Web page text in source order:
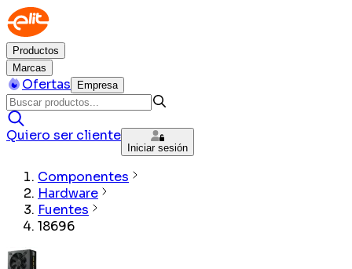
Productos
Marcas
Ofertas Empresa
Quiero ser cliente
Iniciar sesión
Componentes
Hardware
Fuentes
18696